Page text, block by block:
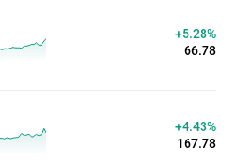
+5.28%
66.78
+4.43%
167.78